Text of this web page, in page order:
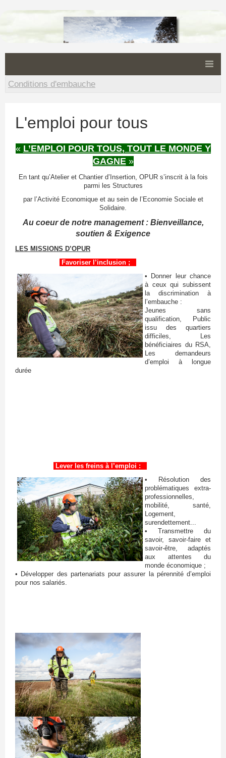
Opur
Accueil
Nos valeurs
Nos prestations
Nos partenaires
Communication
Contact
Conditions d'embauche
L'emploi pour tous
« L’EMPLOI POUR TOUS, TOUT LE MONDE Y
GAGNE»
En tant qu’Atelier et Chantier d’Insertion, OPUR s’inscrit à la fois
parmi les Structures
par l’Activité Economique et au sein de l’Economie Sociale et
Solidaire.
Au coeur de notre management : Bienveillance,
soutien & Exigence
LES MISSIONS D’OPUR
Favoriser l’inclusion ;
• Donner leur chance
à ceux qui subissent
la discrimination à
l’embauche :
Jeunes sans
qualification, Public
issu des quartiers
difficiles, Les
bénéficiaires du RSA,
Les demandeurs
d’emploi à longue
durée
Lever les freins à l’emploi :
• Résolution des
problématiques extra-
professionnelles,
mobilité, santé,
Logement,
surendettement...
• Transmettre du
savoir, savoir-faire et
savoir-être, adaptés
aux attentes du
monde économique ;
• Développer des partenariats pour assurer la pérennité d’emploi
pour nos salariés.